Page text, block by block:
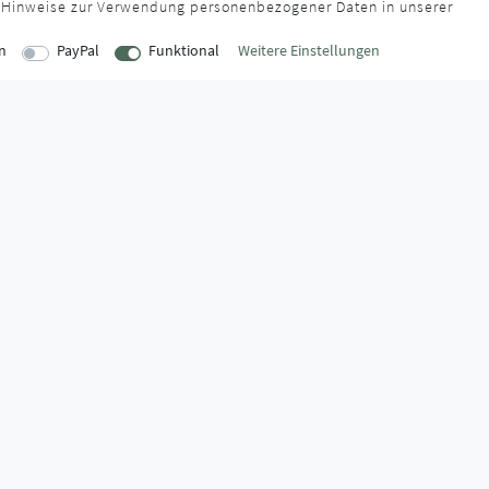
zur Verwendung personenbezogener Daten in unserer
PayPal Funktional Weitere Einstellungen